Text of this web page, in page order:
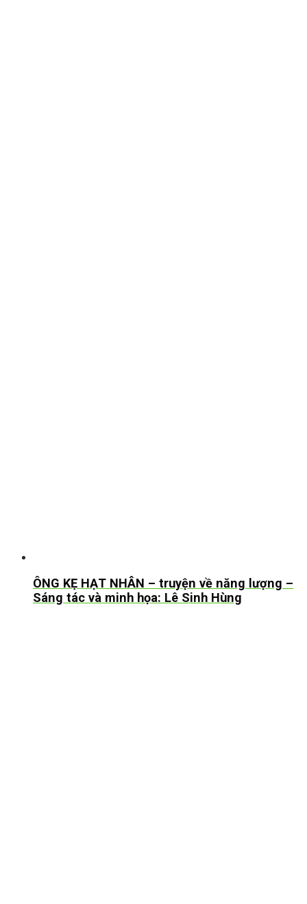
ÔNG KẸ HẠT NHÂN – truyện về năng lượng –
Sáng tác và minh họa: Lê Sinh Hùng